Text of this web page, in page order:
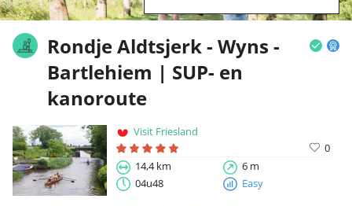
Rondje Aldtsjerk - Wyns -
Bartlehiem | SUP- en
kanoroute
Visit Friesland
0
14,4 km
6 m
04u48
Easy